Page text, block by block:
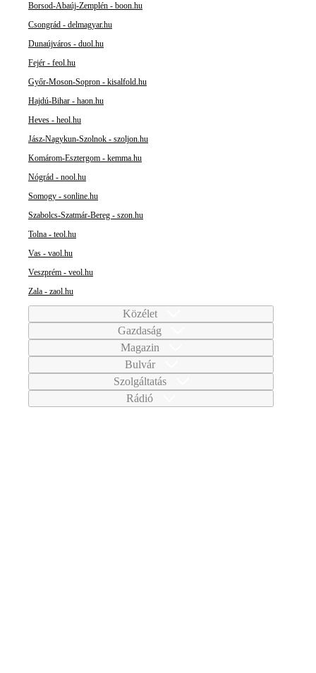
Borsod-Abaúj-Zemplén - boon.hu
Csongrád - delmagyar.hu
Dunaújváros - duol.hu
Fejér - feol.hu
Győr-Moson-Sopron - kisalfold.hu
Hajdú-Bihar - haon.hu
Heves - heol.hu
Jász-Nagykun-Szolnok - szoljon.hu
Komárom-Esztergom - kemma.hu
Nógrád - nool.hu
Somogy - sonline.hu
Szabolcs-Szatmár-Bereg - szon.hu
Tolna - teol.hu
Vas - vaol.hu
Veszprém - veol.hu
Zala - zaol.hu
Közélet
Gazdaság
Magazin
Bulvár
Szolgáltatás
Rádió